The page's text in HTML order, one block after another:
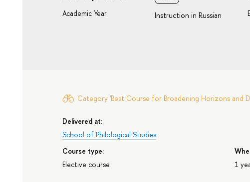
Academic Year Instruction in Russian
Category 'Best Course for Broadening Horizons and
Delivered at:
School of Philological Studies
Course type:
Elective course
1